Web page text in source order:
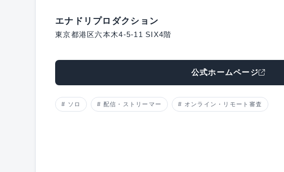
エナドリプロダクション
東京都港区六本木4-5-11 SIX4階
公式ホームページ
ソロ 配信・ストリーマー オンライン・リモート審査